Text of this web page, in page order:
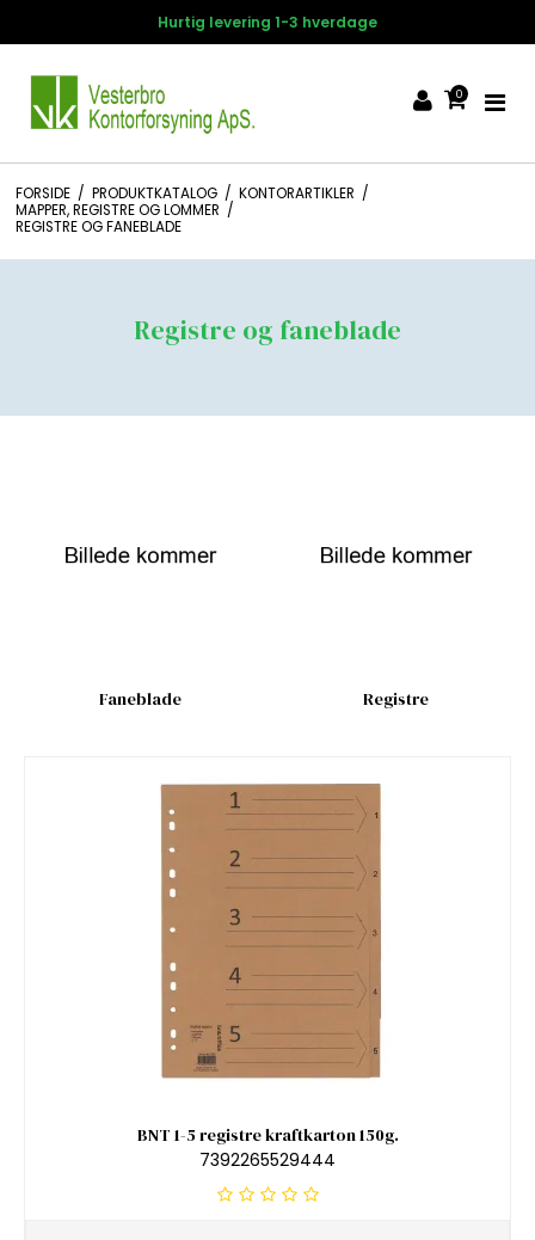
Hurtig levering 1-3 hverdage
0
FORSIDE / PRODUKTKATALOG / KONTORARTIKLER /
MAPPER, REGISTRE OG LOMMER /
REGISTRE OG FANEBLADE
Registre og faneblade
Faneblade Registre
BNT 1-5 registre kraftkarton 150g.
7392265529444